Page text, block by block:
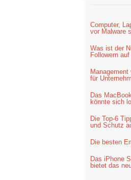
Computer,
vor Malware
Was ist der
Followern
für
Das
könnte sich
Die Top-6
und Schutz
Die besten
Das iPhone
bietet das